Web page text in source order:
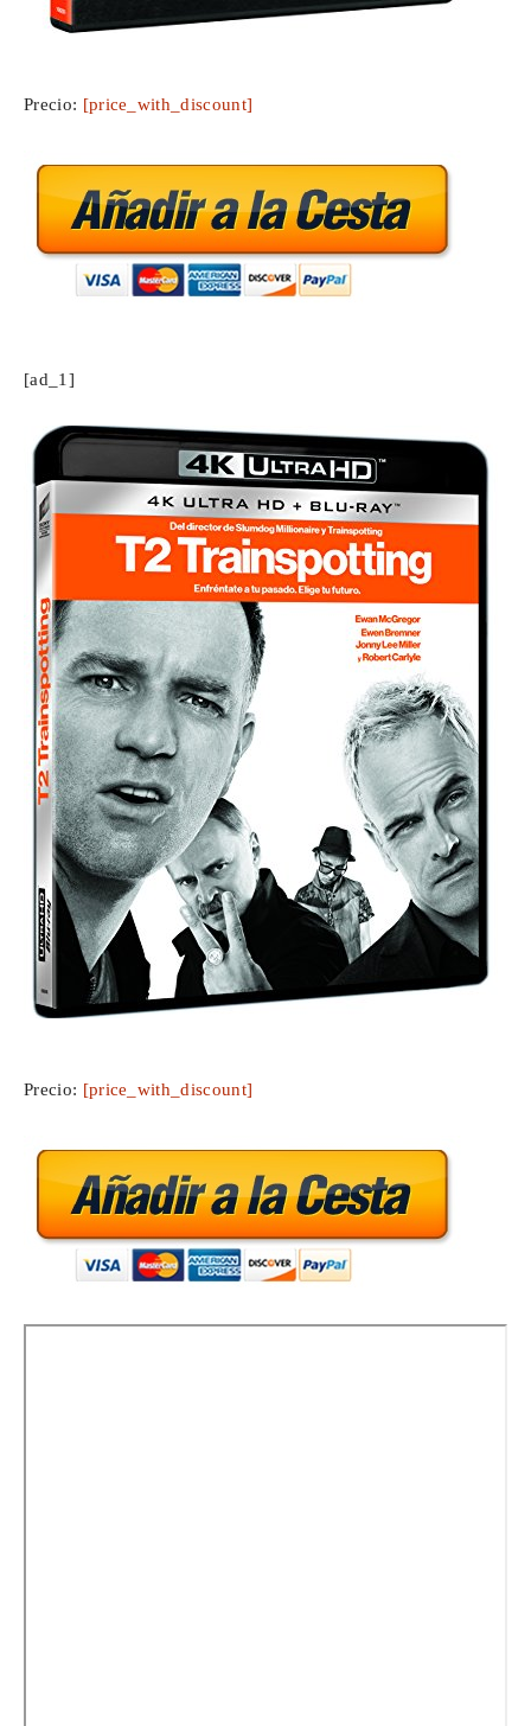
Precio: [price_with_discount]
[ad_1]
Precio: [price_with_discount]